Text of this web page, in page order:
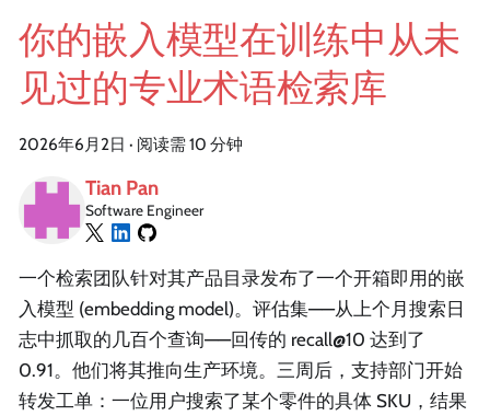
你的嵌入模型在训练中从未
见过的专业术语检索库
2026年6月2日 · 阅读需 10 分钟
Tian Pan
Software Engineer
一个检索团队针对其产品目录发布了一个开箱即用的嵌
入模型 (embedding model)。评估集——从上个月搜索日
志中抓取的几百个查询——回传的 recall@10 达到了
0.91。他们将其推向生产环境。三周后，支持部门开始
转发工单：一位用户搜索了某个零件的具体 SKU，结果